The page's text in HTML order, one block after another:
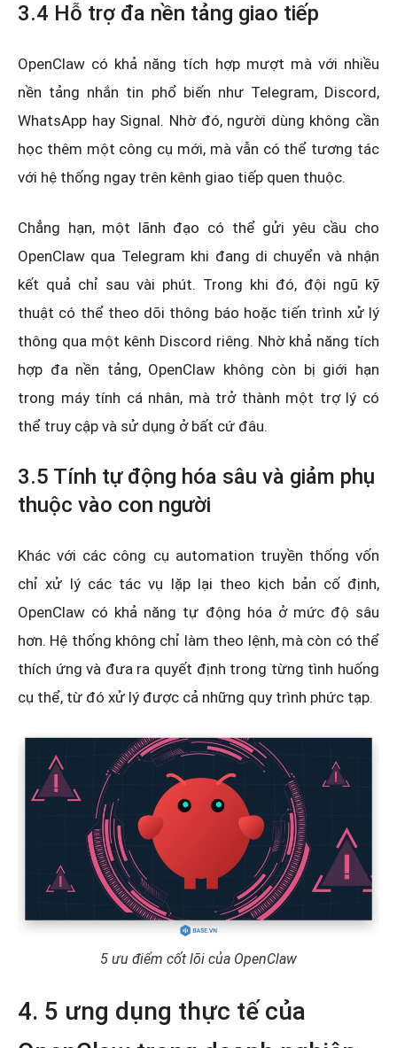
3.4 Hỗ trợ đa nền tảng giao tiếp
OpenClaw có khả năng tích hợp mượt mà với nhiều
nền tảng nhắn tin phổ biến như Telegram, Discord,
WhatsApp hay Signal. Nhờ đó, người dùng không cần
học thêm một công cụ mới, mà vẫn có thể tương tác
với hệ thống ngay trên kênh giao tiếp quen thuộc.
Chẳng hạn, một lãnh đạo có thể gửi yêu cầu cho
OpenClaw qua Telegram khi đang di chuyển và nhận
kết quả chỉ sau vài phút. Trong khi đó, đội ngũ kỹ
thuật có thể theo dõi thông báo hoặc tiến trình xử lý
thông qua một kênh Discord riêng. Nhờ khả năng tích
hợp đa nền tảng, OpenClaw không còn bị giới hạn
trong máy tính cá nhân, mà trở thành một trợ lý có
thể truy cập và sử dụng ở bất cứ đâu.
3.5 Tính tự động hóa sâu và giảm phụ
thuộc vào con người
Khác với các công cụ automation truyền thống vốn
chỉ xử lý các tác vụ lặp lại theo kịch bản cố định,
OpenClaw có khả năng tự động hóa ở mức độ sâu
hơn. Hệ thống không chỉ làm theo lệnh, mà còn có thể
thích ứng và đưa ra quyết định trong từng tình huống
cụ thể, từ đó xử lý được cả những quy trình phức tạp.
5 ưu điểm cốt lõi của OpenClaw
4. 5 ưng dụng thực tế của